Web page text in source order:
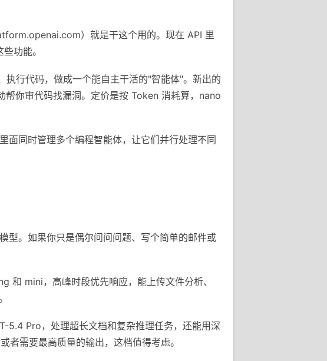
）就是干这个用的。现在 API 里
功能。
行代码，做成一个能自主干活的"智能体"。新出的
你审代码找漏洞。定价是按 Token 消耗算，nano
同时管理多个编程智能体，让它们并行处理不同
。如果你只是偶尔问问问题、写个简单的邮件或
mini，高峰时段优先响应，能上传文件分析、
Pro，处理超长文档和复杂推理任务，还能用深
需要最高质量的输出，这档值得考虑。